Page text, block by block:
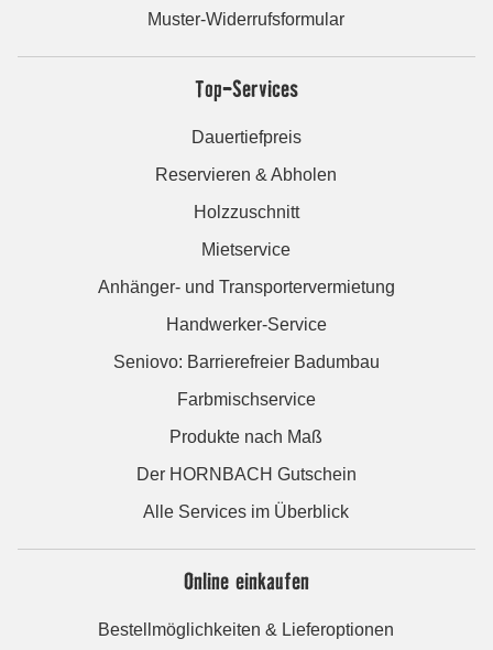
Muster-Widerrufsformular
Top-Services
Dauertiefpreis
Reservieren & Abholen
Holzzuschnitt
Mietservice
Anhänger- und Transportervermietung
Handwerker-Service
Seniovo: Barrierefreier Badumbau
Farbmischservice
Produkte nach Maß
Der HORNBACH Gutschein
Alle Services im Überblick
Online einkaufen
Bestellmöglichkeiten & Lieferoptionen